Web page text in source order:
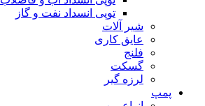
توپی انسداد نفت و گاز
شیر آلات
عایق کاری
فلنج
گسکت
لرزه گیر
پمپ